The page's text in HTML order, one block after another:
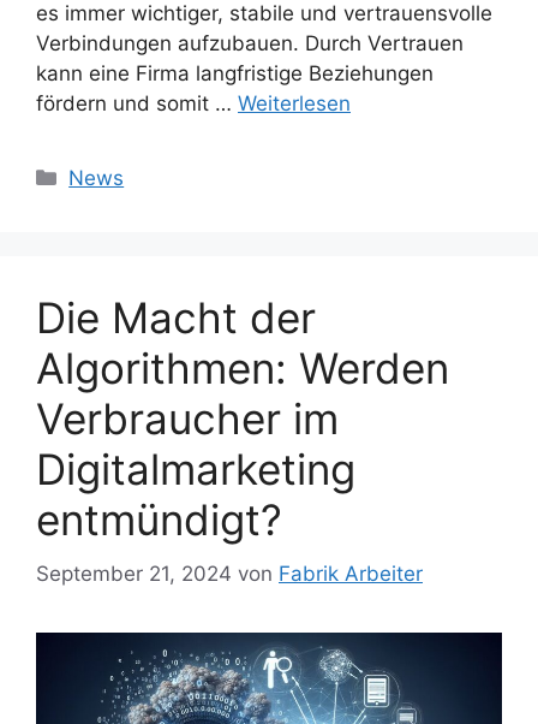
es immer wichtiger, stabile und vertrauensvolle
Verbindungen aufzubauen. Durch Vertrauen
kann eine Firma langfristige Beziehungen
fördern und somit … Weiterlesen
Kategorien
News
Die Macht der
Algorithmen: Werden
Verbraucher im
Digitalmarketing
entmündigt?
September 21, 2024 von Fabrik Arbeiter